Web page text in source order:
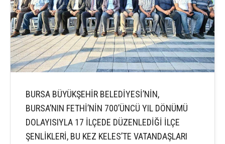
BURSA BÜYÜKŞEHİR BELEDİYESİ’NİN,
BURSA’NIN FETHİ’NİN 700’ÜNCÜ YIL DÖNÜMÜ
DOLAYISIYLA 17 İLÇEDE DÜZENLEDİĞİ İLÇE
ŞENLİKLERİ, BU KEZ KELES’TE VATANDAŞLARI